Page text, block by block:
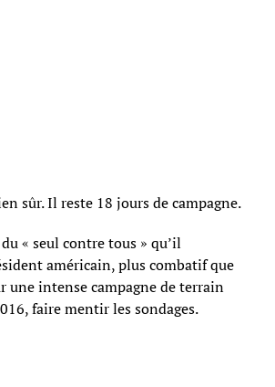
sûr. Il reste 18 jours de campagne.
« seul contre tous » qu’il
américain, plus combatif que
une intense campagne de terrain
faire mentir les sondages.